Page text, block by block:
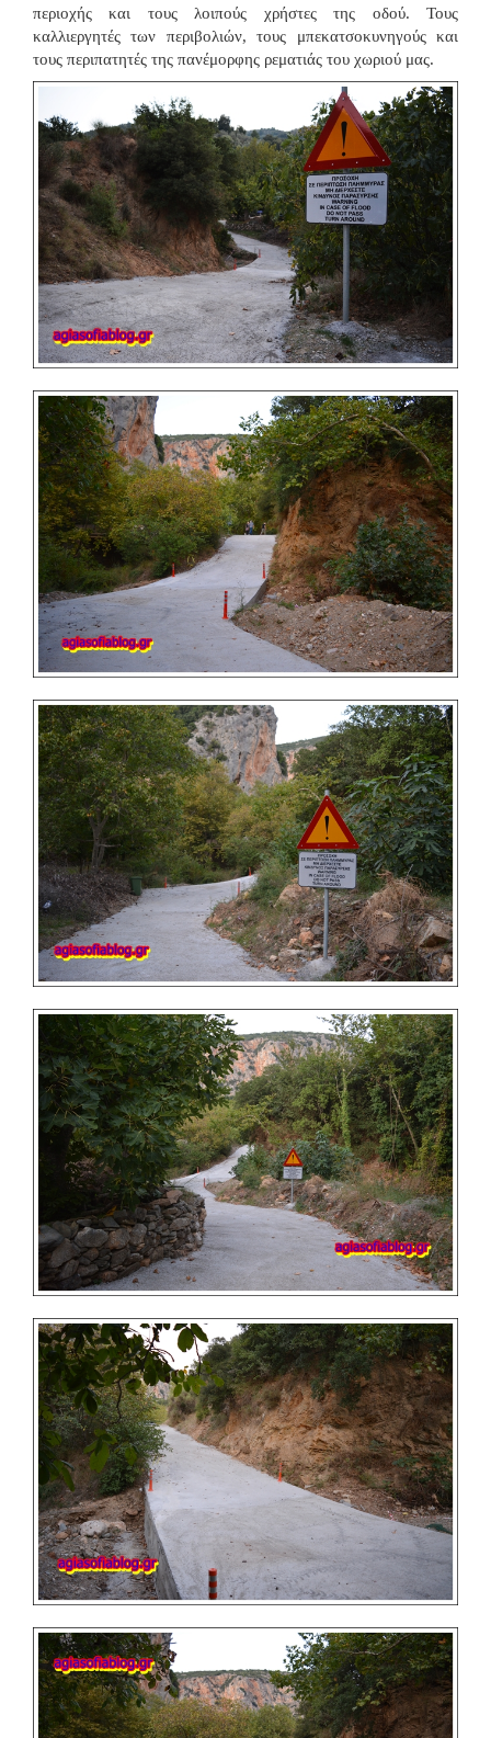
περιοχής και τους λοιπούς χρήστες της οδού. Τους
καλλιεργητές των περιβολιών, τους μπεκατσοκυνηγούς και
τους περιπατητές της πανέμορφης ρεματιάς του χωριού μας.